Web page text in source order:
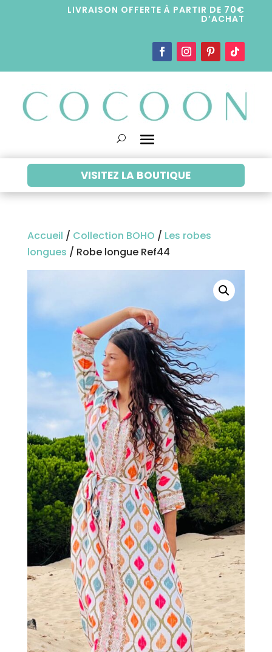
LIVRAISON OFFERTE À PARTIR DE 70€
D’ACHAT
VISITEZ LA BOUTIQUE
Accueil / Collection BOHO / Les robes
longues / Robe longue Ref44